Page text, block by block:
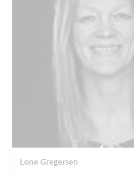
Lone Gregersen